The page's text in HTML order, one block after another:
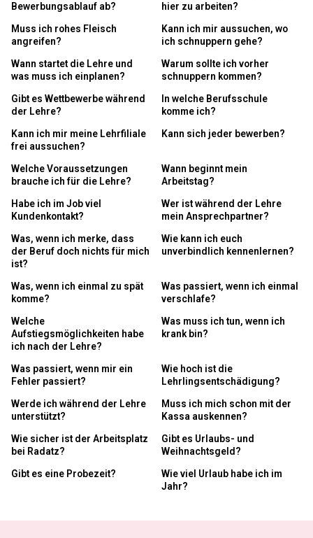
Bewerbungsablauf ab?
hier zu arbeiten?
Muss ich rohes Fleisch
angreifen?
Kann ich mir aussuchen, wo
ich schnuppern gehe?
Wann startet die Lehre und
was muss ich einplanen?
Warum sollte ich vorher
schnuppern kommen?
Gibt es Wettbewerbe während
der Lehre?
In welche Berufsschule
komme ich?
Kann ich mir meine Lehrfiliale
frei aussuchen?
Kann sich jeder bewerben?
Welche Voraussetzungen
brauche ich für die Lehre?
Wann beginnt mein
Arbeitstag?
Habe ich im Job viel
Kundenkontakt?
Wer ist während der Lehre
mein Ansprechpartner?
Was, wenn ich merke, dass
der Beruf doch nichts für mich
ist?
Wie kann ich euch
unverbindlich kennenlernen?
Was, wenn ich einmal zu spät
komme?
Was passiert, wenn ich einmal
verschlafe?
Welche
Aufstiegsmöglichkeiten habe
ich nach der Lehre?
Was muss ich tun, wenn ich
krank bin?
Was passiert, wenn mir ein
Fehler passiert?
Wie hoch ist die
Lehrlingsentschädigung?
Werde ich während der Lehre
unterstützt?
Muss ich mich schon mit der
Kassa auskennen?
Wie sicher ist der Arbeitsplatz
bei Radatz?
Gibt es Urlaubs- und
Weihnachtsgeld?
Gibt es eine Probezeit?
Wie viel Urlaub habe ich im
Jahr?